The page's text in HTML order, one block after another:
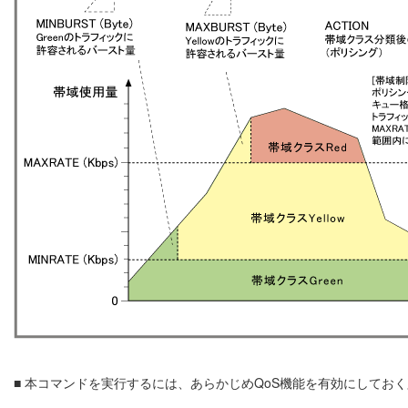
■ 本コマンドを実行するには、あらかじめQoS機能を有効にしてお